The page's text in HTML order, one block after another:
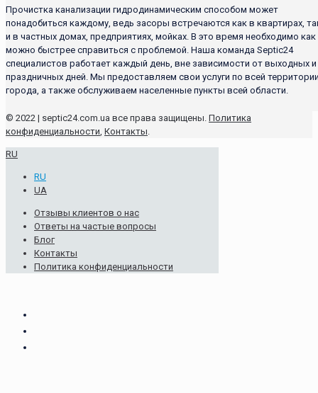
Прочистка канализации гидродинамическим способом может
понадобиться каждому, ведь засоры встречаются как в квартирах,
и в частных домах, предприятиях, мойках. В это время необходимо как
можно быстрее справиться с проблемой. Наша команда Septic24
специалистов работает каждый день, вне зависимости от выходных и
праздничных дней. Мы предоставляем свои услуги по всей
города, а также обслуживаем населенные пункты всей области.
© 2022 | septic24.com.ua все права защищены. Политика
конфиденциальности, Контакты.
RU
RU
UA
Отзывы клиентов о нас
Ответы на частые вопросы
Блог
Контакты
Политика конфиденциальности